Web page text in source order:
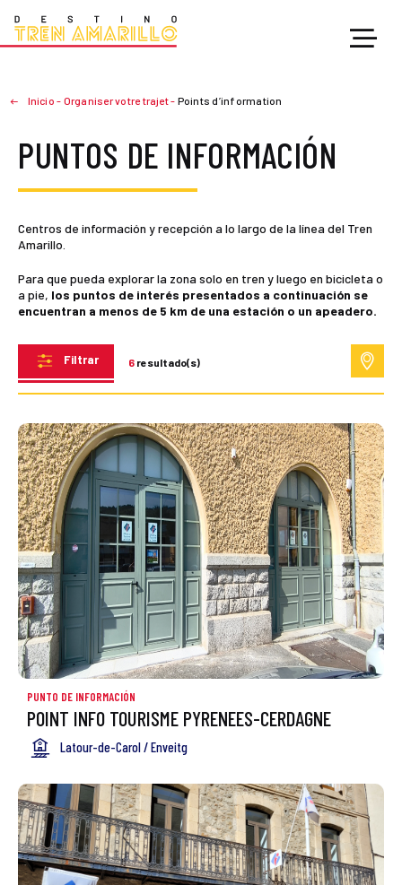
Inicio - Organiser votre trajet- Points d’information
PUNTOS DE INFORMACIÓN
Centros de información y recepción a lo largo de la línea del Tren
Amarillo.
Para que pueda explorar la zona solo en tren y luego en bicicleta o
a pie, los puntos de interés presentados a continuación se
encuentran a menos de 5 km de una estación o un apeadero.
Filtrar 6 resultado(s)
PUNTO DE INFORMACIÓN
POINT INFO TOURISME PYRENEES-CERDAGNE
Latour-de-Carol / Enveitg